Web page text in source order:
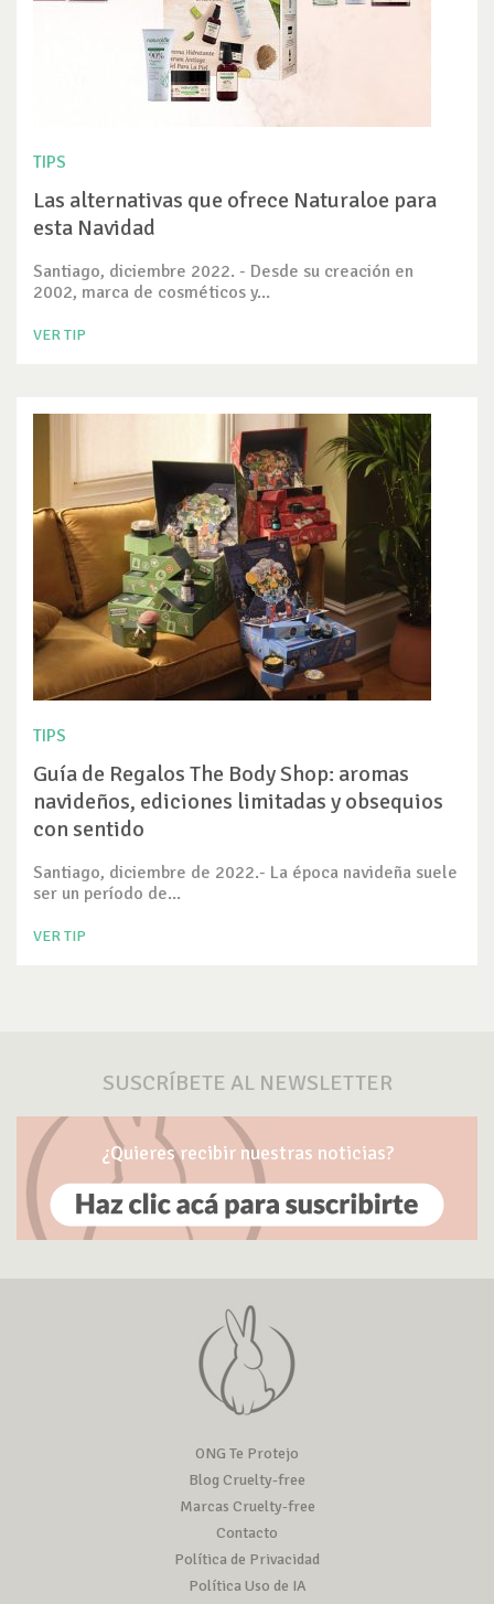
TIPS
Las alternativas que ofrece Naturaloe para
esta Navidad
Santiago, diciembre 2022. - Desde su creación en
2002, marca de cosméticos y...
VER TIP
TIPS
Guía de Regalos The Body Shop: aromas
navideños, ediciones limitadas y obsequios
con sentido
Santiago, diciembre de 2022.- La época navideña suele
ser un período de...
VER TIP
SUSCRÍBETE AL NEWSLETTER
¿Quieres recibir nuestras noticias?
ONG Te Protejo
Blog Cruelty-free
Marcas Cruelty-free
Contacto
Política de Privacidad
Política Uso de IA